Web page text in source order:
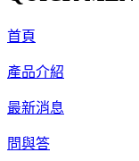
首頁
產品介紹
最新消息
問與答